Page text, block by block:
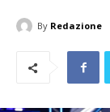
By Redazione